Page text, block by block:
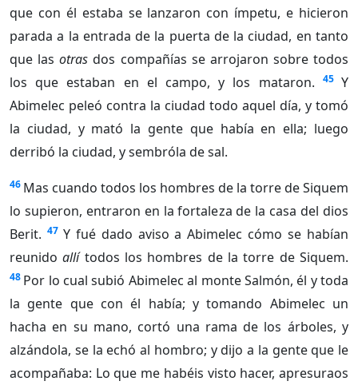
que con él estaba se lanzaron con ímpetu, e hicieron
parada a la entrada de la puerta de la ciudad, en tanto
que lasotras dos compañías se arrojaron sobre todos
los que estaban en el campo, y los mataron.
45 Y
Abimelec peleó contra la ciudad todo aquel día, y tomó
la ciudad, y mató la gente que había en ella; luego
derribó la ciudad, y sembróla de sal.
46 Mas cuando todos los hombres de la torre de Siquem
lo supieron, entraron en la fortaleza de la casa del dios
Berit. 47 Y fué dado aviso a Abimelec cómo se habían
reunidoallítodos los hombres de la torre de Siquem.
48 Por lo cual subió Abimelec al monte Salmón, él y toda
la gente que con él había; y tomando Abimelec un
hacha en su mano, cortó una rama de los árboles, y
alzándola, se la echó al hombro; y dijo a la gente que le
acompañaba: Lo que me habéis visto hacer, apresuraos